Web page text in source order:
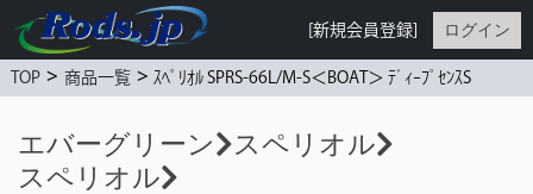
[新規会員登録] ログイン
TOP > 商品一覧 > ｽﾍﾟﾘｵﾙ SPRS-66L/M-S＜BOAT＞ ﾃﾞｨｰﾌﾟｾﾝｽS
エバーグリーン
スペリオル
スペリオル